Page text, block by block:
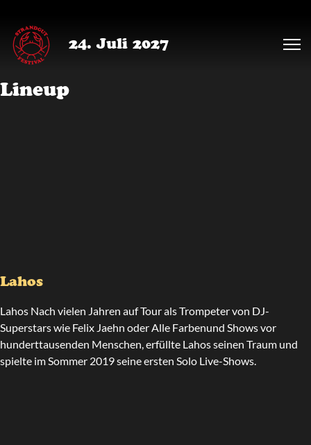
24. Juli 2027
Lineup
Lahos
Lahos Nach vielen Jahren auf Tour als Trompeter von DJ-
Superstars wie Felix Jaehn oder Alle Farbenund Shows vor
hunderttausenden Menschen, erfüllte Lahos seinen Traum und
spielte im Sommer 2019 seine ersten Solo Live-Shows.